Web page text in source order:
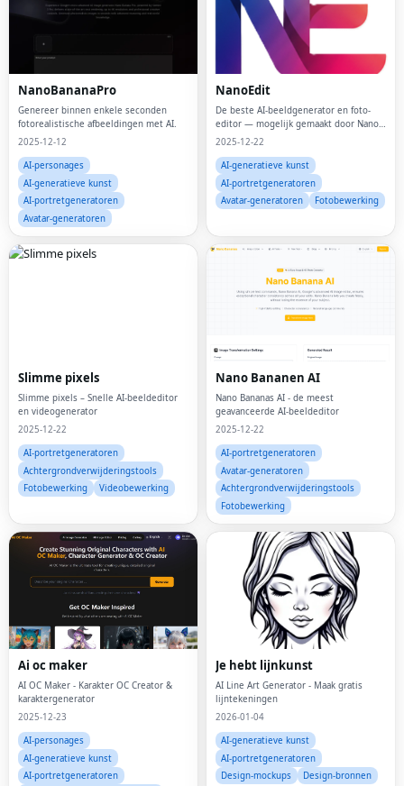
NanoBananaPro
Genereer binnen enkele seconden
fotorealistische afbeeldingen met AI.
2025-12-12
AI-personages
AI-generatieve kunst
AI-portretgeneratoren
Avatar-generatoren
NanoEdit
De beste AI-beeldgenerator en foto-
editor — mogelijk gemaakt door Nano
Banana Pro.🎨⚡
2025-12-22
AI-generatieve kunst
AI-portretgeneratoren
Avatar-generatoren
Fotobewerking
Slimme pixels
Slimme pixels – Snelle AI-beeldeditor
en videogenerator
2025-12-22
AI-portretgeneratoren
Achtergrondverwijderingstools
Fotobewerking
Videobewerking
Nano Bananen AI
Nano Bananas AI - de meest
geavanceerde AI-beeldeditor
2025-12-22
AI-portretgeneratoren
Avatar-generatoren
Achtergrondverwijderingstools
Fotobewerking
Ai oc maker
AI OC Maker - Karakter OC Creator &
karaktergenerator
2025-12-23
AI-personages
AI-generatieve kunst
AI-portretgeneratoren
Je hebt lijnkunst
AI Line Art Generator - Maak gratis
lijntekeningen
2026-01-04
AI-generatieve kunst
AI-portretgeneratoren
Design-mockups
Design-bronnen